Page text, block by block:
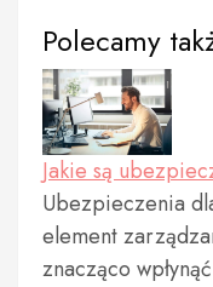
Polecamy
Jakie są
Ubezpieczenia
element
znacząco